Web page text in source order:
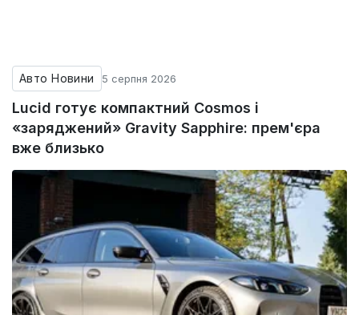
Авто Новини 5 серпня 2026
Lucid готує компактний Cosmos і
«заряджений» Gravity Sapphire: прем'єра
вже близько